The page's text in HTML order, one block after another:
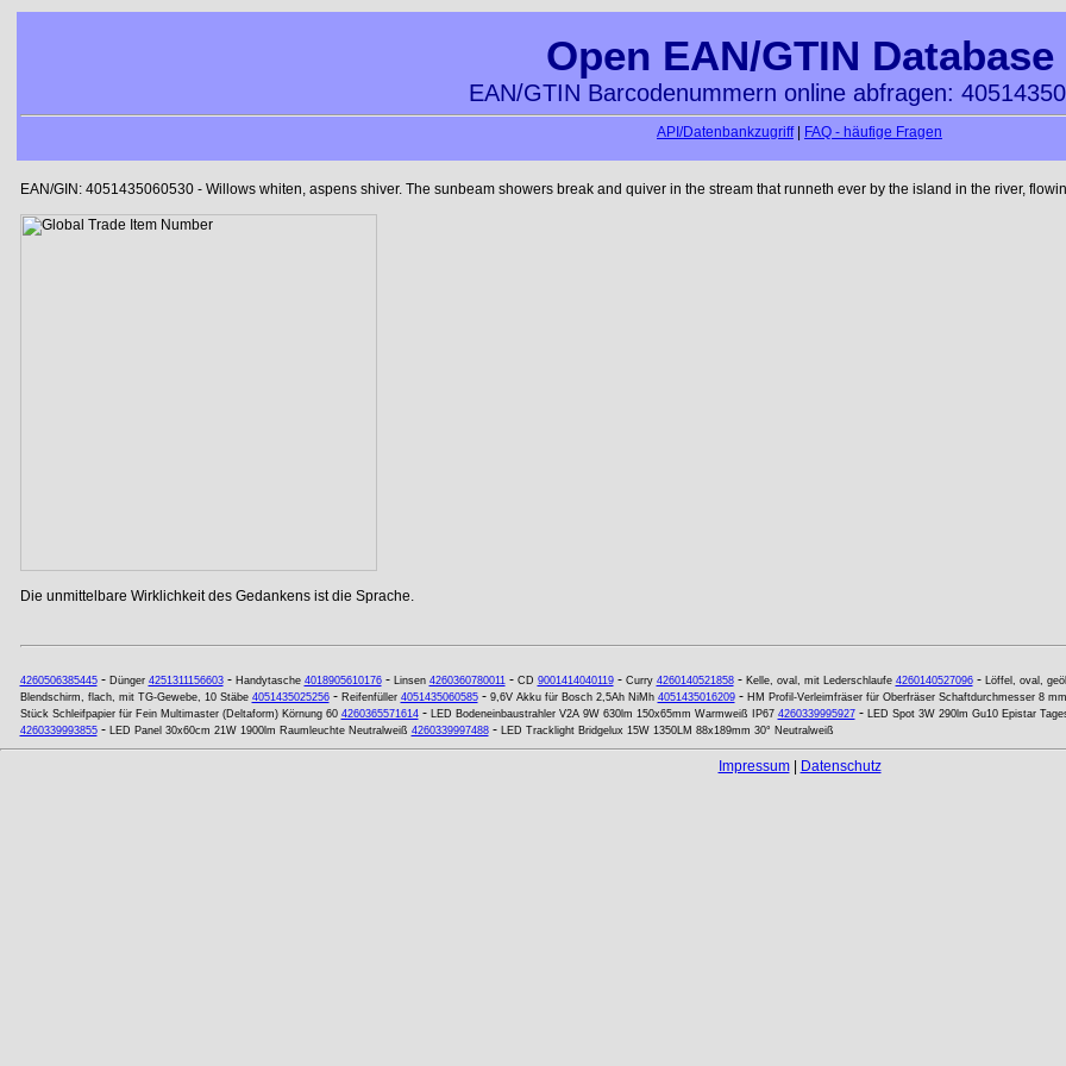
Open EAN/GTIN Database
EAN/GTIN Barcodenummern online abfragen:
API/Datenbankzugriff| FAQ - häufige Fragen
EAN/GIN: 4051435060530 - Willows whiten, aspens shiver. The sunbeam showers break and quiver in the stream that runneth ever by the island in the river,
Die unmittelbare Wirklichkeit des Gedankens ist die Sprache.
4260506385445- Dünger 4251311156603- Handytasche 4018905610176- Linsen 4260360780011- CD 9001414040119- Curry 4260140521858- Kelle, oval, mit Lederschlaufe 4260140527096- Löffel, oval,
Blendschirm, flach, mit TG-Gewebe, 10 Stäbe 4051435025256- Reifenfüller 4051435060585- 9,6V Akku für Bosch 2,5Ah NiMh 4051435016209- HM Profil-Verleimfräser für Oberfräser Schaftdurchmesser 8 mm
Stück Schleifpapier für Fein Multimaster (Deltaform) Körnung 60 4260365571614- LED Bodeneinbaustrahler V2A 9W 630lm 150x65mm Warmweiß IP67 4260339995927- LED Spot 3W 290lm Gu10 Epistar
4260339993855- LED Panel 30x60cm 21W 1900lm Raumleuchte Neutralweiß 4260339997488- LED Tracklight Bridgelux 15W 1350LM 88x189mm 30° Neutralweiß
Impressum| Datenschutz